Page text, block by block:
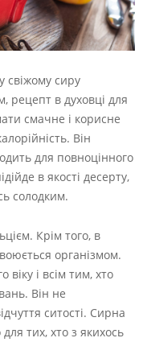
сиру
рецепт в духовці для
смачне і корисне
Він
для повноцінного
в якості десерту,
солодким.
Крім того, в
організмом.
і всім тим, хто
Він не
ситості. Сирна
тих, хто з якихось